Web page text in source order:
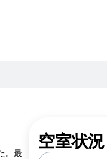
。最 空室状況